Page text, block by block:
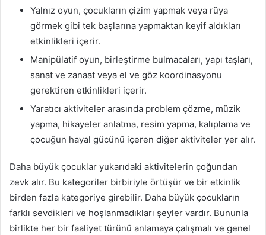
Yalnız oyun, çocukların çizim yapmak veya rüya
görmek gibi tek başlarına yapmaktan keyif aldıkları
etkinlikleri içerir.
Manipülatif oyun, birleştirme bulmacaları, yapı taşları,
sanat ve zanaat veya el ve göz koordinasyonu
gerektiren etkinlikleri içerir.
Yaratıcı aktiviteler arasında problem çözme, müzik
yapma, hikayeler anlatma, resim yapma, kalıplama ve
çocuğun hayal gücünü içeren diğer aktiviteler yer alır.
Daha büyük çocuklar yukarıdaki aktivitelerin çoğundan
zevk alır. Bu kategoriler birbiriyle örtüşür ve bir etkinlik
birden fazla kategoriye girebilir. Daha büyük çocukların
farklı sevdikleri ve hoşlanmadıkları şeyler vardır. Bununla
birlikte her bir faaliyet türünü anlamaya çalışmalı ve genel